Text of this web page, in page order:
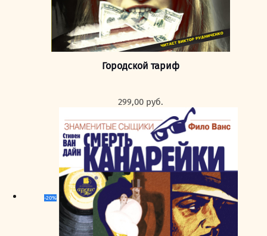
Городской тариф
299,00 руб.
-20%